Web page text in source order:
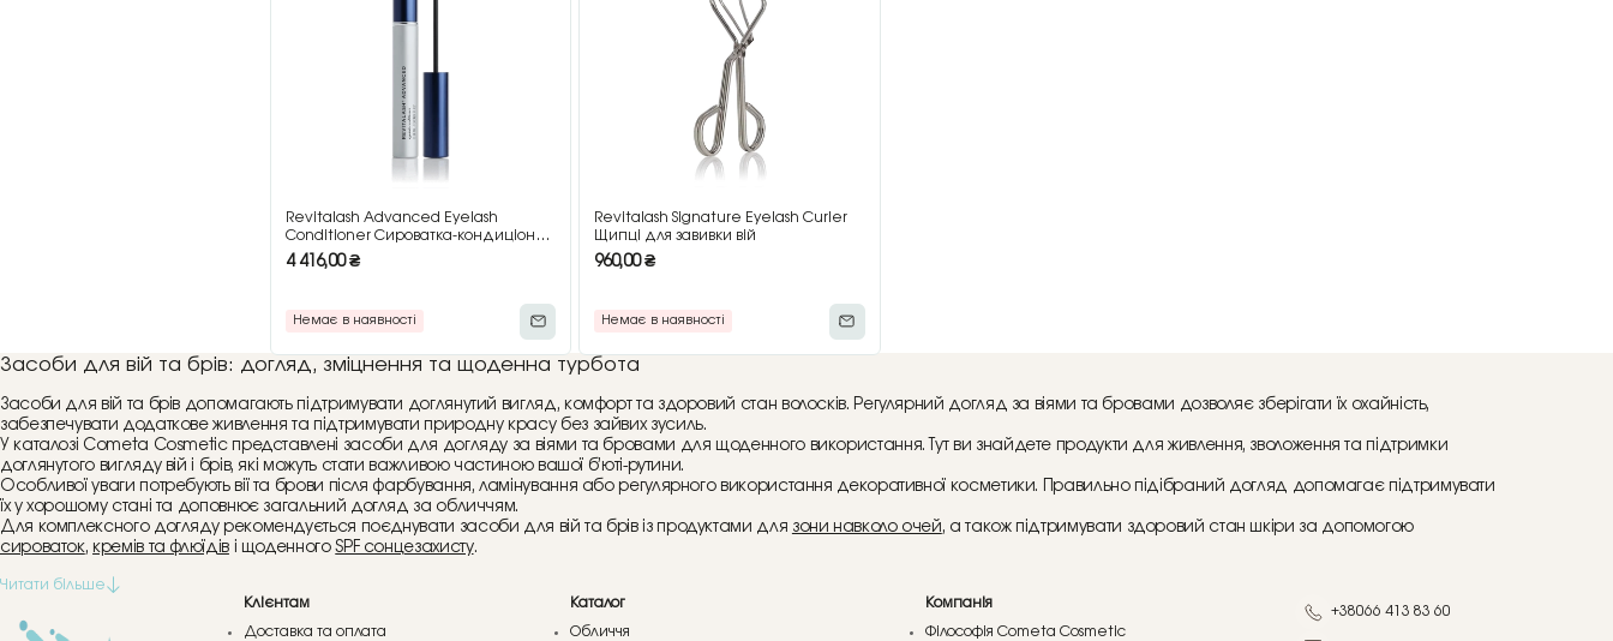
Засоби для вій та брів: догляд, зміцнення та щоденна турбота
Засоби для вій та брів допомагають підтримувати доглянутий вигляд, комфорт та здоровий стан волосків. Регулярний догляд за віями та бровами дозволяє зберігати їх охайність,
забезпечувати додаткове живлення та підтримувати природну красу без зайвих зусиль.
У каталозі Cometa Cosmetic представлені засоби для догляду за віями та бровами для щоденного використання. Тут ви знайдете продукти для живлення, зволоження та підтримки
доглянутого вигляду вій і брів, які можуть стати важливою частиною вашої б’юті-рутини.
Особливої уваги потребують вії та брови після фарбування, ламінування або регулярного використання декоративної косметики. Правильно підібраний догляд допомагає підтримувати
їх у хорошому стані та доповнює загальний догляд за обличчям.
Для комплексного догляду рекомендується поєднувати засоби для вій та брів із продуктами для зони навколо очей, а також підтримувати здоровий стан шкіри за допомогою
сироваток, кремів та флюїдіві щоденногоSPF сонцезахисту.
Revitalash Advanced Eyelash
Conditioner Сироватка-кондиціонер
для вій, 2 мл
4 416,00₴
Немає в наявності
Revitalash Signature Eyelash Curler
Щипці для завивки вій
960,00₴
Немає в наявності
Клієнтам
Доставка та оплата
Каталог
Обличчя
Компанія
Філософія Cometa Cosmetic
+38066 413 83 60